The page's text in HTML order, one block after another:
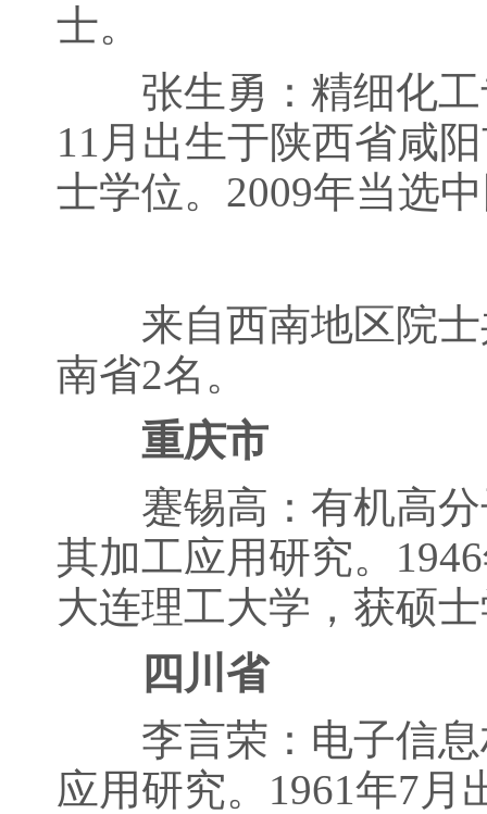
士。
张生勇：精细化工
11月出生于陕西省咸
士学位。2009年当选
来自西南地区院士
南省2名。
重庆市
蹇锡高：有机高分
其加工应用研究。
大连理工大学，获硕
四川省
李言荣：电子信息
应用研究。1961年7月